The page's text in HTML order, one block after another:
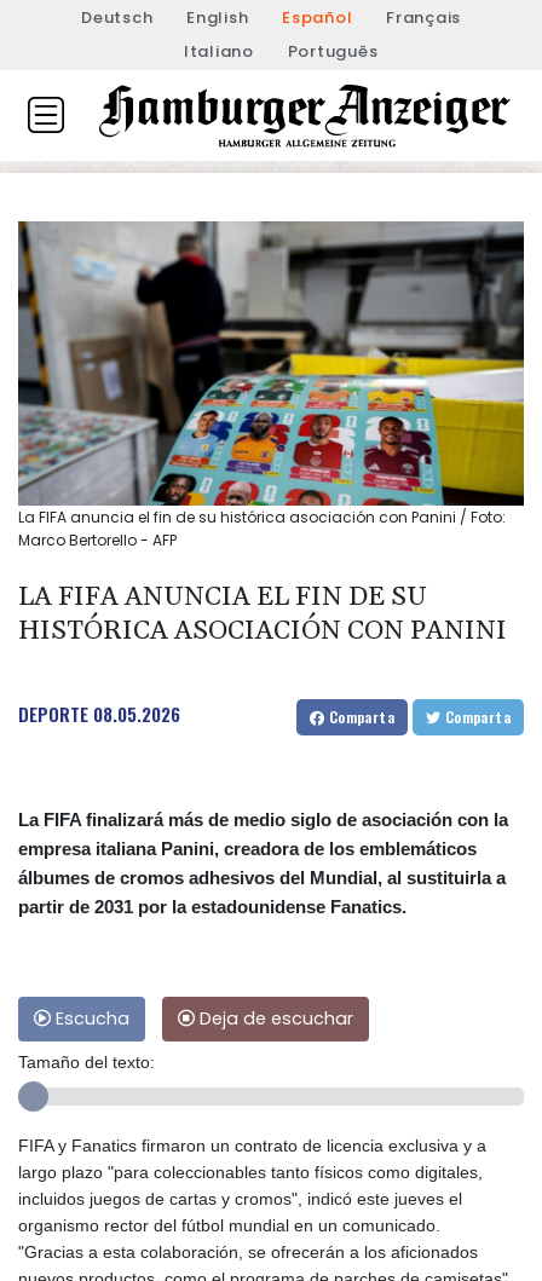
Deutsch English Español
Français
Italiano
Português
La FIFA anuncia el fin de su histórica asociación con Panini / Foto:
Marco Bertorello - AFP
LA FIFA ANUNCIA EL FIN DE SU
HISTÓRICA ASOCIACIÓN CON PANINI
DEPORTE 08.05.2026 Comparta Comparta
La FIFA finalizará más de medio siglo de asociación con la
empresa italiana Panini, creadora de los emblemáticos
álbumes de cromos adhesivos del Mundial, al sustituirla a
partir de 2031 por la estadounidense Fanatics.
Escucha Deja de escuchar
Tamaño del texto:
FIFA y Fanatics firmaron un contrato de licencia exclusiva y a
largo plazo "para coleccionables tanto físicos como digitales,
incluidos juegos de cartas y cromos", indicó este jueves el
organismo rector del fútbol mundial en un comunicado.
"Gracias a esta colaboración, se ofrecerán a los aficionados